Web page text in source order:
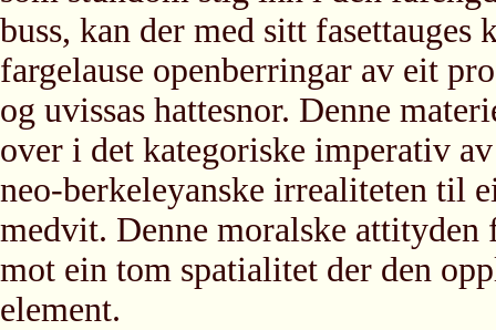
buss, kan der med sitt
fargelause openberringar av eit
og uvissas hattesnor. Denne
over i det kategoriske imperativ
neo-berkeleyanske irrealiteten til
medvit. Denne moralske attityden
mot ein tom spatialitet der den
element.